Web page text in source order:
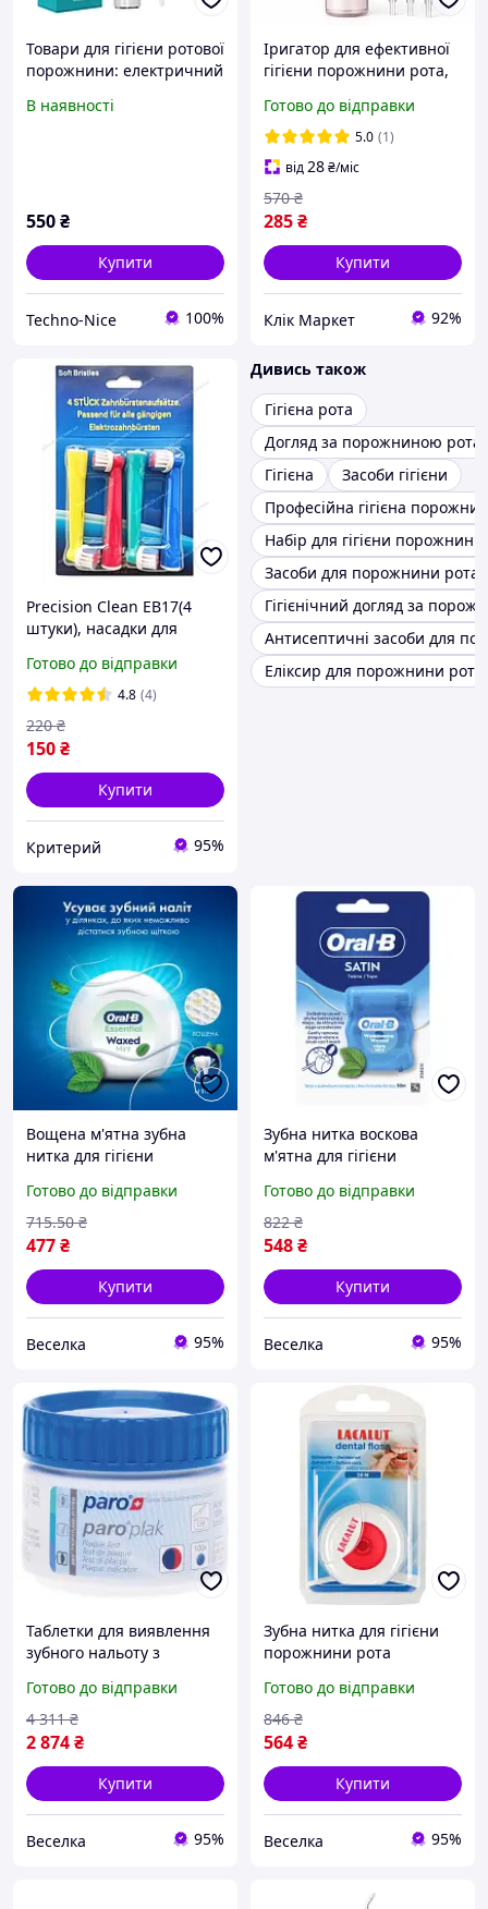
Товари для гігієни ротової
порожнини: електричний
зубів, засіб для
В наявності
550₴
Купити
Techno-Nice 100%
Іригатор для ефективної
гігієни порожнини рота,
порожнини іригатор GM-
18
Готово до відправки
5.0 (1)
від28₴/міс
285₴
570 ₴
Купити
Клік Маркет 92%
Precision Clean EB17(4
штуки), насадки для
Oral-B гігієна порожнини
рота
Готово до відправки
4.8 (4)
150₴
220 ₴
Купити
Критерий 95%
Дивись також
Гігієна рота
Догляд за порожниною рота
Гігієна
Засоби гігієни
Професійна гігієна
Набір для гігієни
Засоби для порожнини рота
Гігієнічний догляд за
Антисептичні засоби для
Еліксир для порожнини рота
Вощена м'ятна зубна
нитка для гігієни
метрів 2 котушки видаляє
наліт і залишки їжі FLAME
Готово до відправки
477₴
715.50 ₴
Купити
Веселка 95%
Зубна нитка воскова
м'ятна для гігієни
ефективне очищення
міжзубних проміжків 50
метрів. FLAME
Готово до відправки
548₴
822 ₴
Купити
Веселка 95%
Таблетки для виявлення
зубного нальоту з
дорослих для
покращення гігієни
порожнини рота. SPICY
Готово до відправки
2 874₴
4 311 ₴
Купити
Веселка 95%
Зубна нитка для гігієни
порожнини рота
захисту зубів і ясен. SPICY
Готово до відправки
564₴
846 ₴
Купити
Веселка 95%